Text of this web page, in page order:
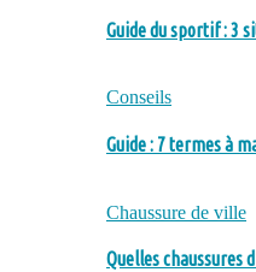
Guide du sportif : 3
Conseils
Guide : 7 termes à
Chaussure de ville
Quelles chaussures